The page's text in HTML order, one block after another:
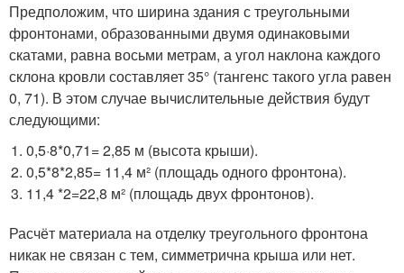
Предположим, что ширина здания с треугольными
фронтонами, образованными двумя одинаковыми
скатами, равна восьми метрам, а угол наклона каждого
склона кровли составляет 35° (тангенс такого угла равен
0, 71). В этом случае вычислительные действия будут
следующими:
0,5·8*0,71= 2,85 м (высота крыши).
0,5*8*2,85= 11,4 м² (площадь одного фронтона).
11,4 *2=22,8 м² (площадь двух фронтонов).
Расчёт материала на отделку треугольного фронтона
никак не связан с тем, симметрична крыша или нет.